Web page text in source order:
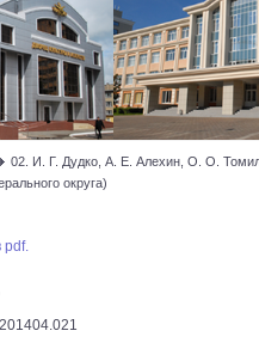
02. И. Г. Дудко, А. Е. Алехин, О. О.
округа)
pdf.